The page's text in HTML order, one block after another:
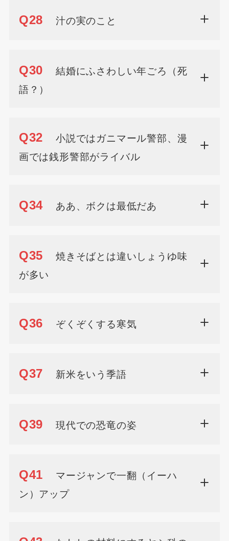
Q28 汁の実のこと
Q30
結婚にふさわしい年ごろ（死
語？）
Q32
小説ではガニマール警部、漫
画では銭形警部がライバル
Q34 ああ、ボクは最低だあ
Q35
焼きそばとは違いしょうゆ味
が多い
Q36 ぞくぞくする寒気
Q37 新米をいう季語
Q39 現代での恐竜の姿
Q41
マージャンで一翻（イーハ
ン）アップ